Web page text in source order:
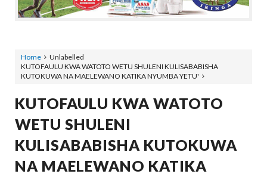
Home
Unlabelled
KUTOFAULU KWA WATOTO WETU SHULENI KULISABABISHA
KUTOKUWA NA MAELEWANO KATIKA NYUMBA YETU'
KUTOFAULU KWA WATOTO
WETU SHULENI
KULISABABISHA KUTOKUWA
NA MAELEWANO KATIKA